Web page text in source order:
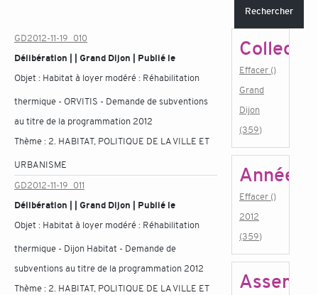
Rechercher
GD2012-11-19_010
Délibération | | Grand Dijon | Publié le
Objet : Habitat à loyer modéré : Réhabilitation
thermique - ORVITIS - Demande de subventions
au titre de la programmation 2012
Thème : 2. HABITAT, POLITIQUE DE LA VILLE ET
URBANISME
GD2012-11-19_011
Délibération | | Grand Dijon | Publié le
Objet : Habitat à loyer modéré : Réhabilitation
thermique - Dijon Habitat - Demande de
subventions au titre de la programmation 2012
Thème : 2. HABITAT, POLITIQUE DE LA VILLE ET
Effacer ()
Grand
Dijon
(359)
Année
Effacer ()
2012
(359)